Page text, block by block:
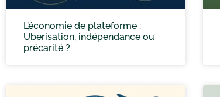
L’économie de plateforme :
Uberisation, indépendance ou
précarité ?